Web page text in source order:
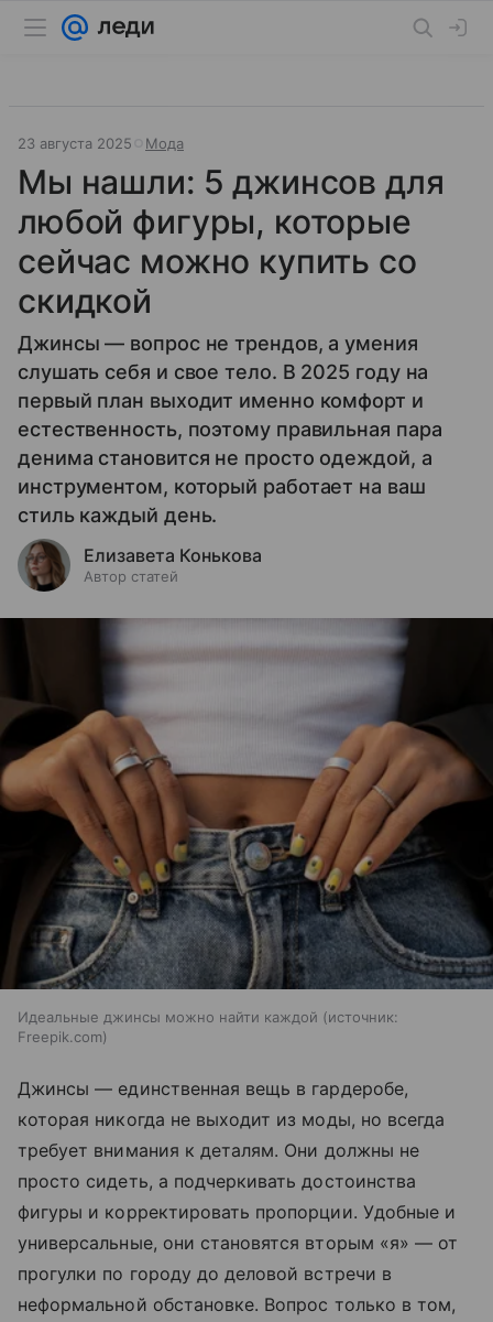
23 августа 2025 Мода
Мы нашли: 5 джинсов для
любой фигуры, которые
сейчас можно купить со
скидкой
Джинсы — вопрос не трендов, а умения
слушать себя и свое тело. В 2025 году на
первый план выходит именно комфорт и
естественность, поэтому правильная пара
денима становится не просто одеждой, а
инструментом, который работает на ваш
стиль каждый день.
Елизавета Конькова
Автор статей
Идеальные джинсы можно найти каждой
источник:
Freepik.com
Джинсы — единственная вещь в гардеробе,
которая никогда не выходит из моды, но всегда
требует внимания к деталям. Они должны не
просто сидеть, а подчеркивать достоинства
фигуры и корректировать пропорции. Удобные и
универсальные, они становятся вторым «я» — от
прогулки по городу до деловой встречи в
неформальной обстановке. Вопрос только в том,